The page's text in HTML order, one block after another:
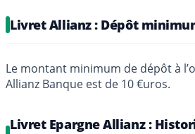
Livret Allianz : Dépôt
Le montant minimum de dépôt à
Allianz Banque est de 10 €uros.
Livret Epargne Allianz :